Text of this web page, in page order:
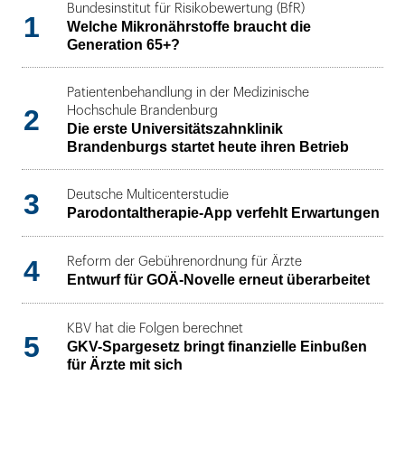
1
Bundesinstitut für Risikobewertung (BfR)
Welche Mikronährstoffe braucht die
Generation 65+?
2
Patientenbehandlung in der Medizinische
Hochschule Brandenburg
Die erste Universitätszahnklinik
Brandenburgs startet heute ihren Betrieb
3 Deutsche Multicenterstudie
Parodontaltherapie-App verfehlt Erwartungen
4 Reform der Gebührenordnung für Ärzte
Entwurf für GOÄ-Novelle erneut überarbeitet
5
KBV hat die Folgen berechnet
GKV-Spargesetz bringt finanzielle Einbußen
für Ärzte mit sich